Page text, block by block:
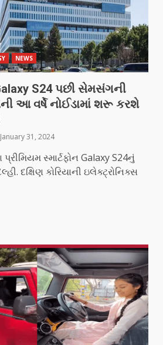
NEWS
S24 પછી સેમસંગની
આ વર્ષે નોઈડામાં શરૂ કરશે
January 31, 2024
સ્માર્ટફોન Galaxy S24નું
દક્ષિણ કોરિયાની ઇલેક્ટ્રોનિક્સ